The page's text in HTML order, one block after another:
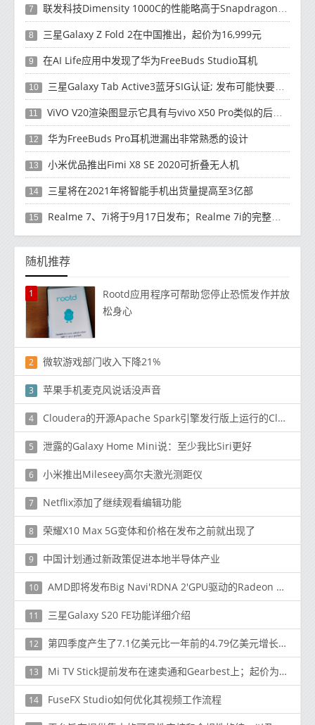
7 联发科技Dimensity 1000C的性能略高于Snapdragon 765G
8 三星Galaxy Z Fold 2在中国推出，起价为16,999元
9 在AI Life应用中发现了华为FreeBuds Studio耳机
10 三星Galaxy Tab Active3蓝牙SIG认证; 发布可能快要结束了
11 ViVO V20渲染图显示它具有与vivo X50 Pro类似的后部设计
12 华为FreeBuds Pro耳机泄漏出非常熟悉的设计
13 小米优品推出Fimi X8 SE 2020可折叠无人机
14 三星将在2021年将智能手机出货量提高至3亿部
15 Realme 7、7i将于9月17日发布；Realme 7i的完整规格并导致泄漏
随机推荐
1
Rootd应用程序可帮助您停止恐慌发作并放
松身心
2 微软游戏部门收入下降21%
3 苹果手机麦克风说话没声音
4 Cloudera的开源Apache Spark引擎发行版上运行的Cloud Dataflow版本
5 泄露的Galaxy Home Mini说：至少我比Siri更好
6 小米推出Mileseey高尔夫激光测距仪
7 Netflix添加了继续观看编辑功能
8 荣耀X10 Max 5G变体和价格在发布之前就出现了
9 中国计划通过新政策促进本地半导体产业
10 AMD即将发布Big Navi'RDNA 2'GPU驱动的Radeon RX 6000系列
11 三星Galaxy S20 FE功能详细介绍
12 第四季度产生了7.1亿美元比一年前的4.79亿美元增长了48％
13 Mi TV Stick提前发布在速卖通和Gearbest上；起价为$ 49
14 FuseFX Studio如何优化其视频工作流程